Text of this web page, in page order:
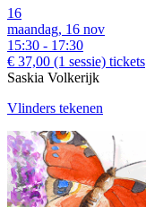
16
maandag, 16 nov
15:30 - 17:30
€ 37,00 (1 sessie) tickets
Saskia Volkerijk
Vlinders tekenen